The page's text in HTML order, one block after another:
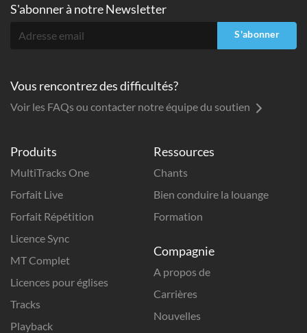
Produits
MultiTracks One
Forfait Live
Forfait Répétition
Licence Sync
MT Complet
Licences pour églises
Tracks
Playback
Ressources
Chants
Bien conduire la louange
Formation
Compagnie
A propos de
Carrières
Nouvelles
S'abonner à notre Newsletter
S'abonner
Vous rencontrez des difficultés?
Voir les FAQs ou contacter notre équipe du soutien